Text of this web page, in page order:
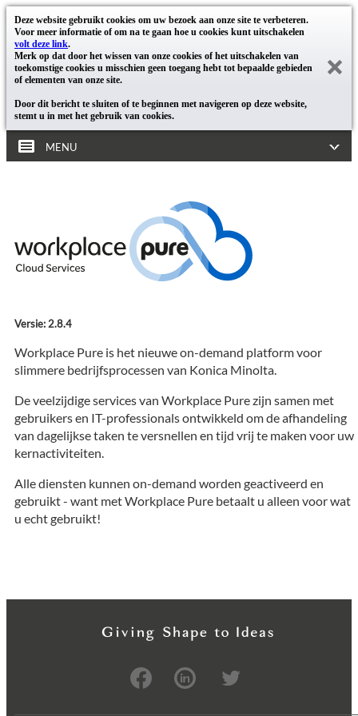
Deze website gebruikt cookies om uw bezoek aan onze site te verbeteren.
Voor meer informatie of om na te gaan hoe u cookies kunt uitschakelen
volt deze link.
Merk op dat door het wissen van onze cookies of het uitschakelen van
toekomstige cookies u misschien geen toegang hebt tot bepaalde gebieden
of elementen van onze site.
Door dit bericht te sluiten of te beginnen met navigeren op deze website,
stemt u in met het gebruik van cookies.
MENU
Versie: 2.8.4
Workplace Pure is het nieuwe on-demand platform voor
slimmere bedrijfsprocessen van Konica Minolta.
De veelzijdige services van Workplace Pure zijn samen met
gebruikers en IT-professionals ontwikkeld om de afhandeling
van dagelijkse taken te versnellen en tijd vrij te maken voor uw
kernactiviteiten.
Alle diensten kunnen on-demand worden geactiveerd en
gebruikt - want met Workplace Pure betaalt u alleen voor wat
u echt gebruikt!